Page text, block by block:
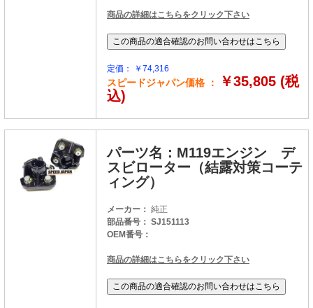
商品の詳細はこちらをクリック下さい
定価： ￥74,316
スピードジャパン価格 ：
￥35,805 (税
込)
パーツ名：M119エンジン デ
スビローター（結露対策コーテ
ィング）
メーカー： 純正
部品番号： SJ151113
OEM番号：
商品の詳細はこちらをクリック下さい